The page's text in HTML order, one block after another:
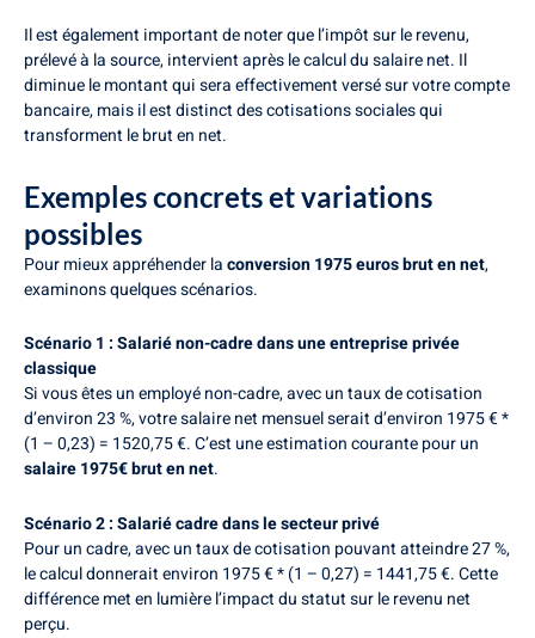
Il est également important de noter que l’impôt sur le revenu,
prélevé à la source, intervient après le calcul du salaire net. Il
diminue le montant qui sera effectivement versé sur votre compte
bancaire, mais il est distinct des cotisations sociales qui
transforment le brut en net.
Exemples concrets et variations
possibles
Pour mieux appréhender laconversion 1975 euros brut en net,
examinons quelques scénarios.
Scénario 1 : Salarié non-cadre dans une entreprise privée
classique
Si vous êtes un employé non-cadre, avec un taux de cotisation
d’environ 23 %, votre salaire net mensuel serait d’environ 1975 € *
(1 – 0,23) = 1520,75 €. C’est une estimation courante pour un
salaire 1975€ brut en net.
Scénario 2 : Salarié cadre dans le secteur privé
Pour un cadre, avec un taux de cotisation pouvant atteindre 27 %,
le calcul donnerait environ 1975 € * (1 – 0,27) = 1441,75 €. Cette
différence met en lumière l’impact du statut sur le revenu net
perçu.